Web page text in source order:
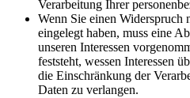
Verarbeitung Ihrer
Wenn Sie einen
eingelegt haben, muss eine
unseren Interessen
feststeht, wessen Interessen
die Einschränkung der
Daten zu verlangen.